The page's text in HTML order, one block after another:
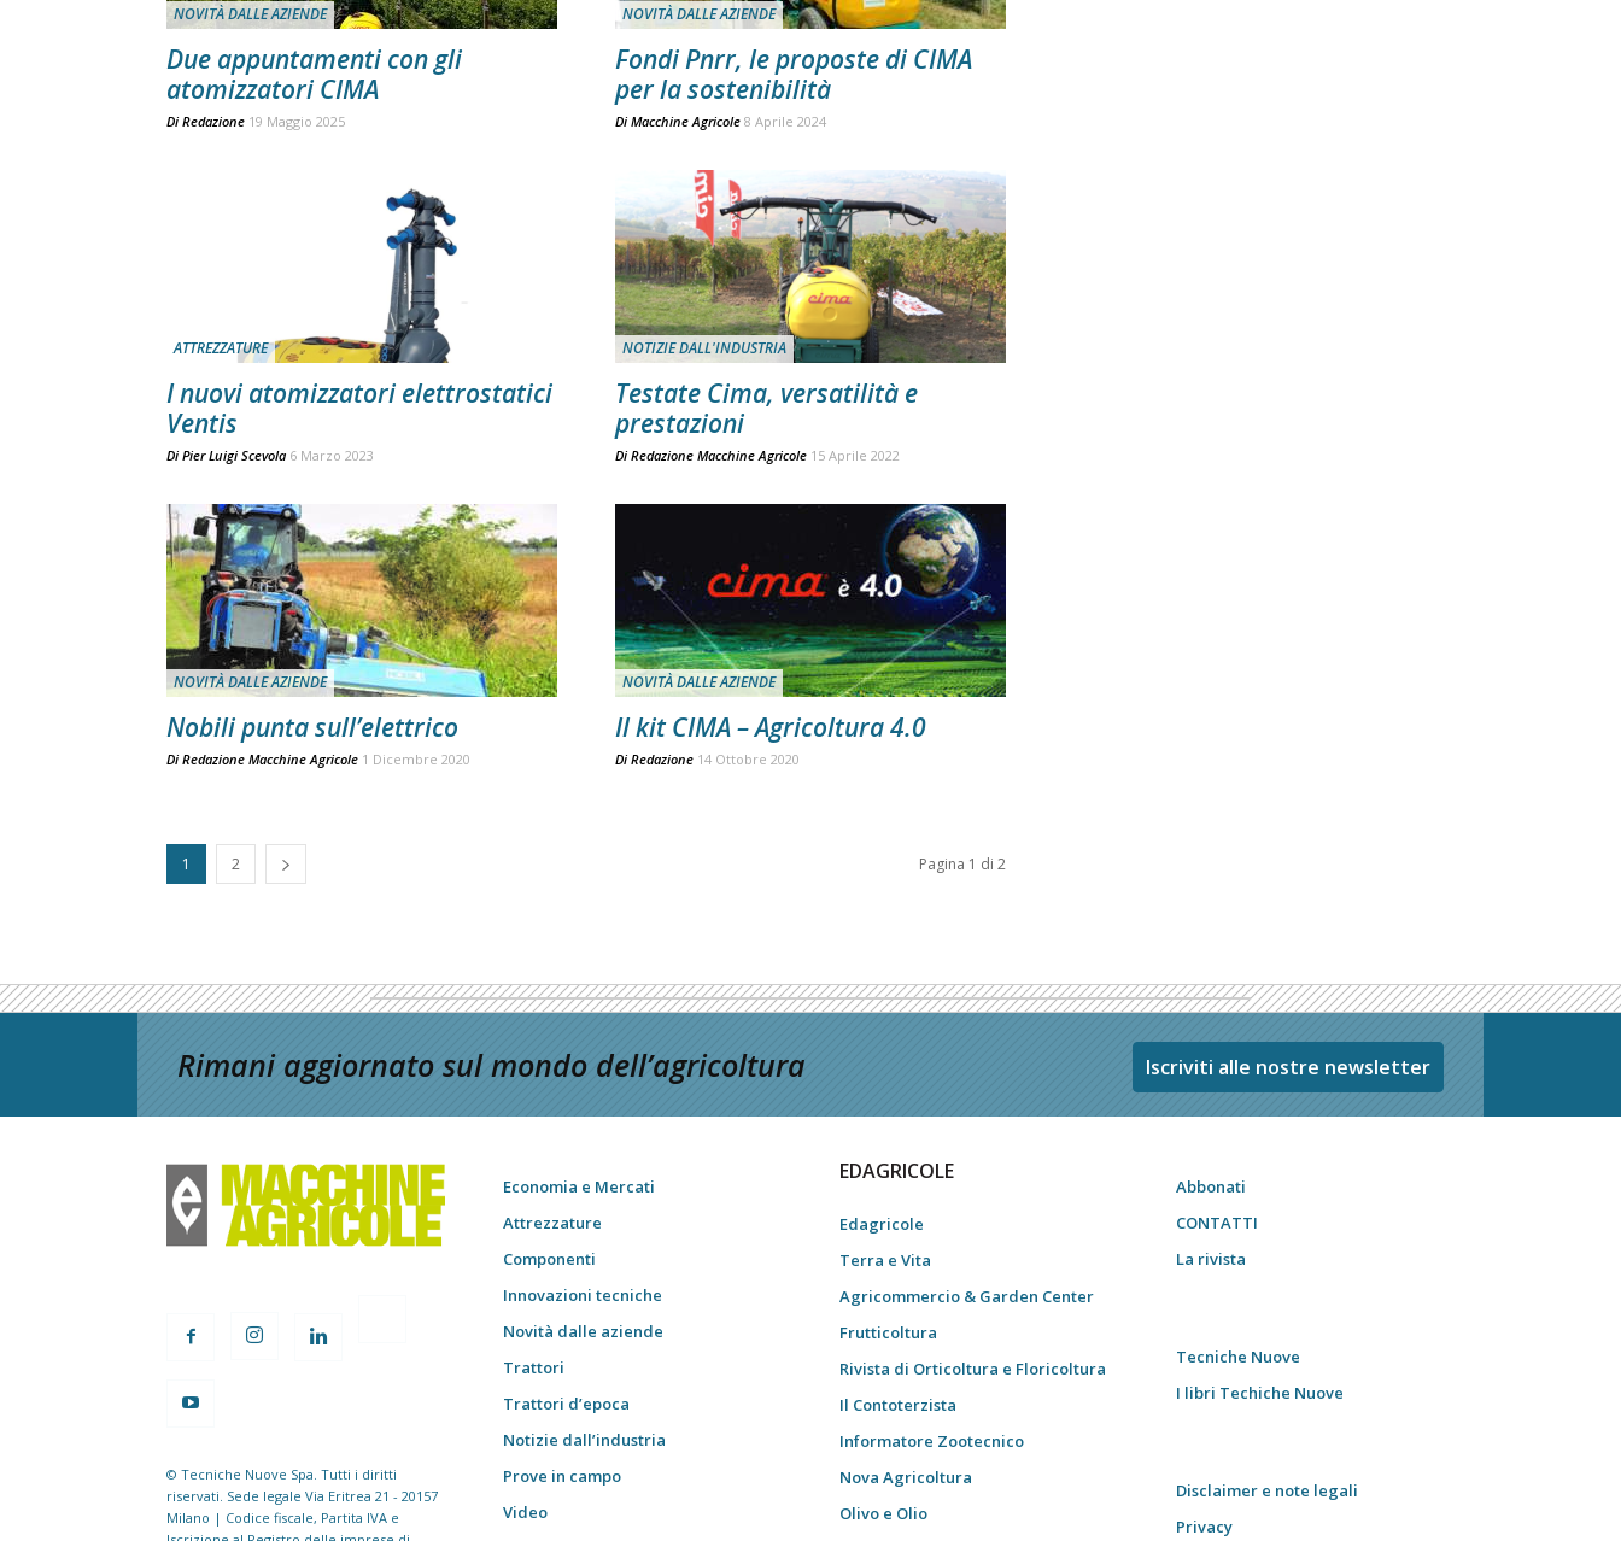
NOVITÀ DALLE AZIENDE
Due appuntamenti con gli
atomizzatori CIMA
Di Redazione 19 Maggio 2025
NOVITÀ DALLE AZIENDE
Fondi Pnrr, le proposte di CIMA
per la sostenibilità
Di Macchine Agricole 8 Aprile 2024
ATTREZZATURE
I nuovi atomizzatori elettrostatici
Ventis
Di Pier Luigi Scevola 6 Marzo 2023
NOTIZIE DALL'INDUSTRIA
Testate Cima, versatilità e
prestazioni
Di Redazione Macchine Agricole 15 Aprile 2022
NOVITÀ DALLE AZIENDE
Nobili punta sull’elettrico
Di Redazione Macchine Agricole 1 Dicembre 2020
NOVITÀ DALLE AZIENDE
Il kit CIMA – Agricoltura 4.0
Di Redazione 14 Ottobre 2020
1 2 Pagina 1 di 2
Rimani aggiornato sul mondo dell’agricoltura Iscriviti alle nostre newsletter
© Tecniche Nuove Spa. Tutti i diritti
riservati. Sede legale Via Eritrea 21 - 20157
Milano | Codice fiscale, Partita IVA e
Economia e Mercati
Attrezzature
Componenti
Innovazioni tecniche
Novità dalle aziende
Trattori
Trattori d’epoca
Notizie dall’industria
Prove in campo
Video
EDAGRICOLE
Edagricole
Terra e Vita
Agricommercio & Garden Center
Frutticoltura
Rivista di Orticoltura e Floricoltura
Il Contoterzista
Informatore Zootecnico
Nova Agricoltura
Olivo e Olio
Abbonati
CONTATTI
La rivista
Tecniche Nuove
I libri Techiche Nuove
Disclaimer e note legali
Privacy